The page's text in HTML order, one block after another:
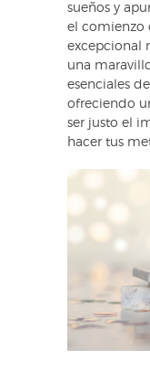
sueños y
el comienzo
excepcional
una
esenciales
ofreciendo
ser justo el
hacer tus